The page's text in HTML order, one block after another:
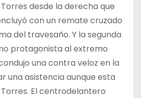
desde la derecha que
con un remate cruzado
del travesaño. Y la segunda
protagonista al extremo
una contra veloz en la
una asistencia aunque esta
El centrodelantero